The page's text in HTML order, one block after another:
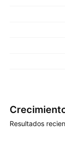
Resultados